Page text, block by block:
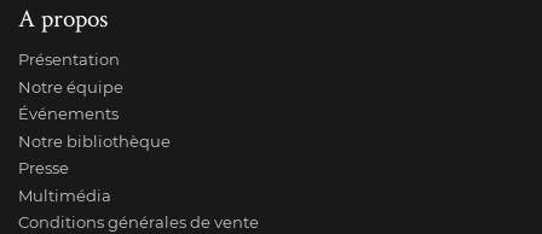
A propos
Présentation
Notre équipe
Événements
Notre bibliothèque
Presse
Multimédia
Conditions générales de vente